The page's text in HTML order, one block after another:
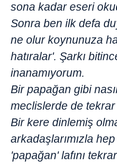
sona kadar eseri
Sonra ben ilk defa
ne olur koynunuza
hatıralar'. Şarkı
inanamıyorum.
Bir papağan gibi
meclislerde de
Bir kere dinlemiş
arkadaşlarımızla
'papağan' lafını